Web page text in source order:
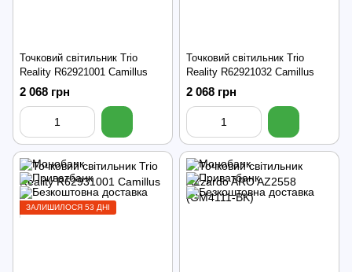
Точковий світильник Trio
Reality R62921001 Camillus
2 068 грн
Точковий світильник Trio
Reality R62921032 Camillus
2 068 грн
ЗАЛИШИЛОСЯ 53 ДНІ